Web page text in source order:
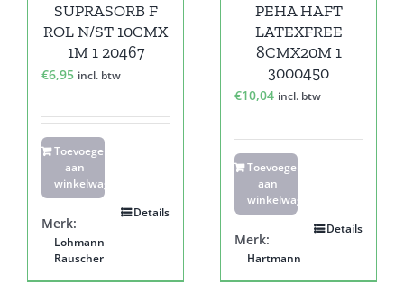
SUPRASORB F
ROL N/ST 10CMX
1M 1 20467
€6,95 incl. btw
Toevoegen
aan
winkelwagen
Details
Merk:
Lohmann
Rauscher
PEHA HAFT
LATEXFREE
8CMX20M 1
3000450
€10,04 incl. btw
Toevoegen
aan
winkelwagen
Details
Merk:
Hartmann